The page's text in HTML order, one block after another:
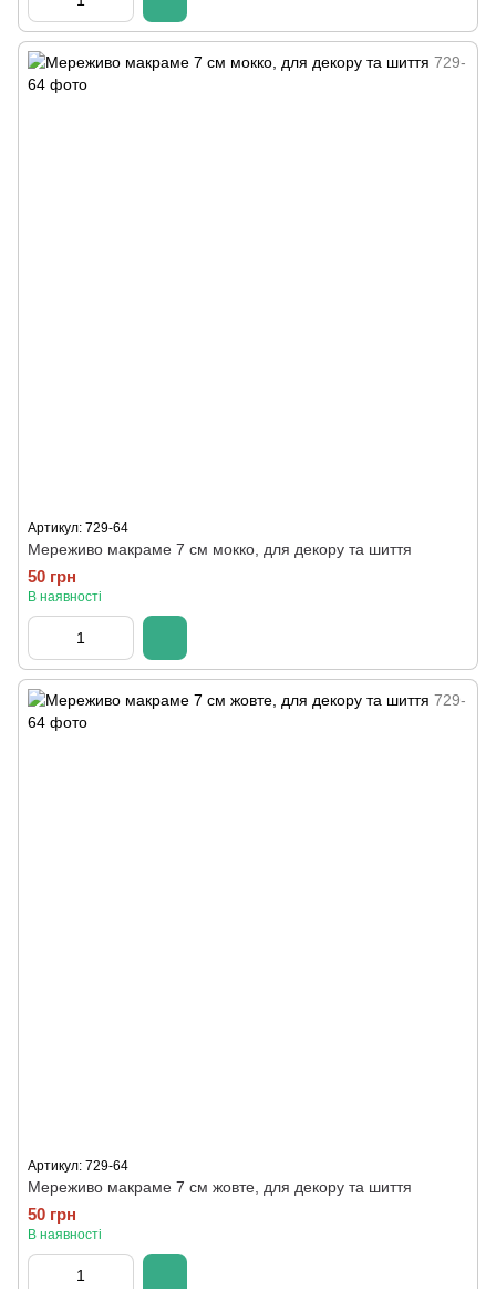
Артикул: 729-64
Мереживо макраме 7 см мокко, для декору та шиття
50 грн
В наявності
Артикул: 729-64
Мереживо макраме 7 см жовте, для декору та шиття
50 грн
В наявності